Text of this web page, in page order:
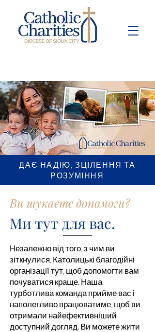
ДАЄ НАДІЮ, ЗЦІЛЕННЯ ТА
РОЗУМІННЯ
Ви шукаєте допомоги?
Ми тут для вас.
Незалежно від того, з чим ви
зіткнулися, Католицькі благодійні
організації тут, щоб допомогти вам
почуватися краще. Наша
турботлива команда прийме вас і
наполегливо працюватиме, щоб ви
отримали найефективніший
доступний догляд. Ви можете жити